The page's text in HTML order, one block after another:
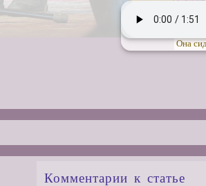
Она
Комментарии к статье